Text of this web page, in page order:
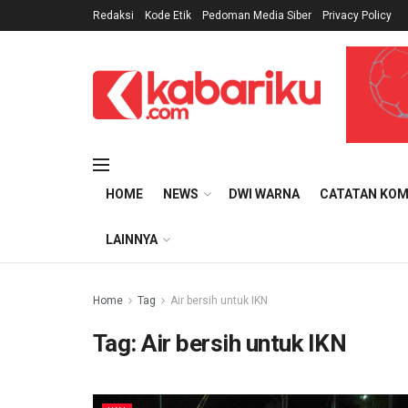
Redaksi Kode Etik Pedoman Media Siber Privacy Policy
HOME NEWS DWI WARNA CATATAN
LAINNYA
Home Tag Air bersih untuk IKN
Tag:Air bersih untuk IKN